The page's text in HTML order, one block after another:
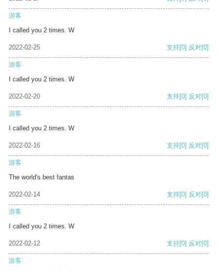
游客
I called you 2 times. W
2022-02-25 支持[0] 反对[0]
游客
I called you 2 times. W
2022-02-20 支持[0] 反对[0]
游客
I called you 2 times. W
2022-02-16 支持[0] 反对[0]
游客
The world's best fantas
2022-02-14 支持[0] 反对[0]
游客
I called you 2 times. W
2022-02-12 支持[0] 反对[0]
游客